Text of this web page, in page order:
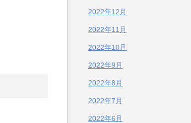
2022年12月
2022年11月
2022年10月
2022年9月
2022年8月
2022年7月
2022年6月